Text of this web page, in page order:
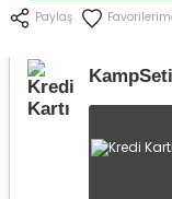
Paylaş